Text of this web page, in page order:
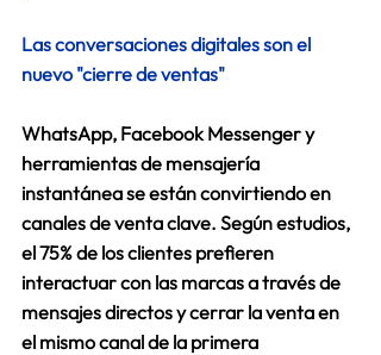
Las conversaciones digitales son el
nuevo "cierre de ventas"
WhatsApp, Facebook Messenger y
herramientas de mensajería
instantánea se están convirtiendo en
canales de venta clave. Según estudios,
el 75% de los clientes prefieren
interactuar con las marcas a través de
mensajes directos y cerrar la venta en
el mismo canal de la primera